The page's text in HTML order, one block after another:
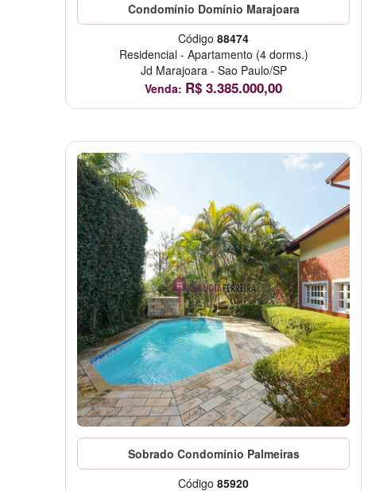
Condomínio Domínio Marajoara
Código88474
Residencial - Apartamento (4 dorms.)
Jd Marajoara - Sao Paulo/SP
Venda: R$3.385.000,00
Sobrado Condomínio Palmeiras
Código85920